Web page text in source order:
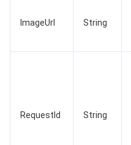
ImageUrl String
RequestId String